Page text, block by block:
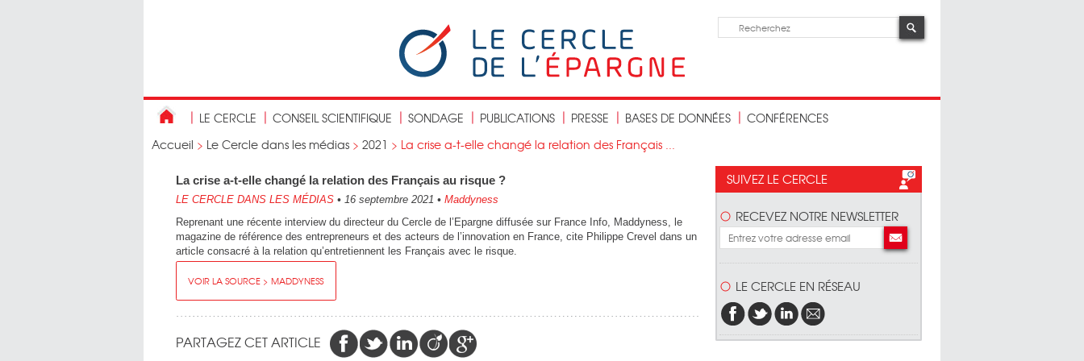
LE CERCLE CONSEIL SCIENTIFIQUE SONDAGE PUBLICATIONS PRESSE BASES DE DONNÉES
CONFÉRENCES
Accueil > Le Cercle dans les médias > 2021 > La crise a-t-elle changé la relation des Français ...
La crise a-t-elle changé la relation des Français au risque ?
LE CERCLE DANS LES MÉDIAS • 16 septembre 2021 • Maddyness
Reprenant une récente interview du directeur du Cercle de l’Epargne diffusée sur France Info, Maddyness, le
magazine de référence des entrepreneurs et des acteurs de l’innovation en France, cite Philippe Crevel dans un
article consacré à la relation qu’entretiennent les Français avec le risque.
VOIR LA SOURCE > MADDYNESS
PARTAGEZ CET ARTICLE
SUIVEZ LE CERCLE
RECEVEZ NOTRE NEWSLETTER
LE CERCLE EN RÉSEAU